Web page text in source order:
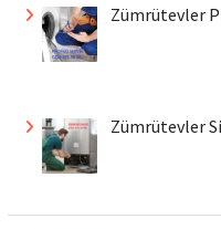
Zümrütevler
Zümrütevler